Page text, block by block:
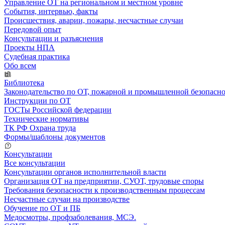
Управление ОТ на региональном и местном уровне
События, интервью, факты
Происшествия, аварии, пожары, несчастные случаи
Передовой опыт
Консультации и разъяснения
Проекты НПА
Судебная практика
Обо всем
Библиотека
Законодательство по ОТ, пожарной и промышленной
Инструкции по ОТ
ГОСТы Российской федерации
Технические нормативы
ТК РФ Охрана труда
Формы/шаблоны документов
Консультации
Все консультации
Консультации органов исполнительной власти
Организация ОТ на предприятии, СУОТ, трудовые споры
Требования безопасности к производственным процессам
Несчастные случаи на производстве
Обучение по ОТ и ПБ
Медосмотры, профзаболевания, МСЭ.